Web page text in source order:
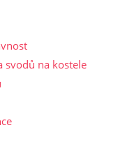
svodů na kostele